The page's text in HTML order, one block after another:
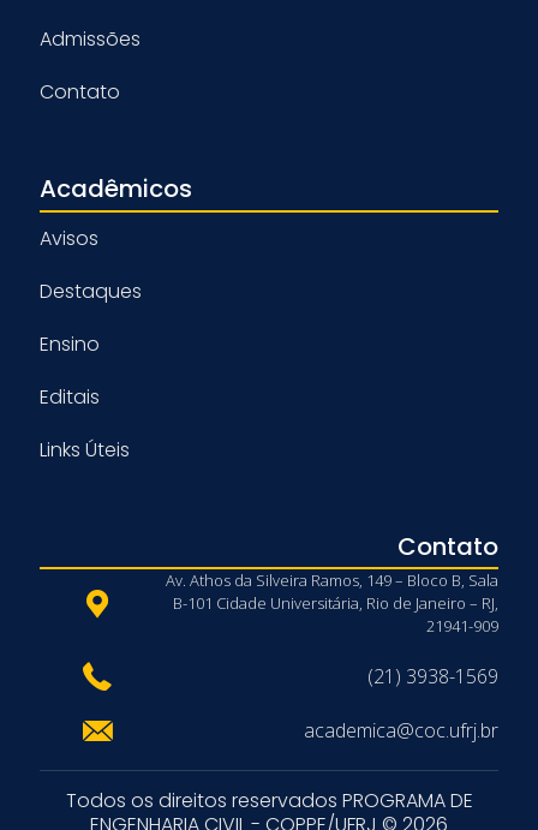
Admissões
Contato
Acadêmicos
Avisos
Destaques
Ensino
Editais
Links Úteis
Contato
Av. Athos da Silveira Ramos, 149 – Bloco B, Sala
B-101 Cidade Universitária, Rio de Janeiro – RJ,
21941-909
(21) 3938-1569
academica@coc.ufrj.br
Todos os direitos reservados PROGRAMA DE